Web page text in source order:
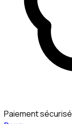
Paiement sécurisé